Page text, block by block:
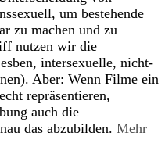
um bestehende
zu machen und zu
nutzen wir die
intersexuelle, nicht-
Aber: Wenn Filme ein
repräsentieren,
auch die
das abzubilden. Mehr